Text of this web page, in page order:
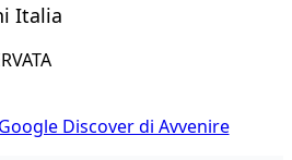
Italia
Discover di Avvenire